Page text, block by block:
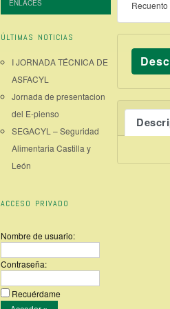
ENLACES
ÚLTIMAS NOTICIAS
I JORNADA TÉCNICA DE
ASFACYL
Jornada de presentacion
del E-pienso
SEGACYL – Seguridad
Alimentaria Castilla y
León
ACCESO PRIVADO
Nombre de usuario:
Contraseña:
Recuérdame